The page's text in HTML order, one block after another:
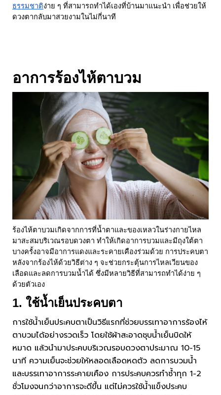
ธรรมชาติง่าย ๆ ที่สามารถทำได้เองที่บ้านมาแนะนำ เพื่อช่วยให้
ดวงตากลับมาสวยงามในไม่กี่นาที
อาการร้องไห้ตาบวม
ร้องไห้ตาบวมเกิดจากการที่น้ำตาและของเหลวในร่างกายไหล
มาสะสมบริเวณรอบดวงตา ทำให้เกิดอาการบวมและมีถุงใต้ตา
บางครั้งอาจมีอาการแดงและระคายเคืองร่วมด้วย การประคบตา
หลังจากร้องไห้ด้วยวิธีต่าง ๆ จะช่วยกระตุ้นการไหลเวียนของ
เลือดและลดการบวมน้ำได้ ซึ่งมีหลายวิธีที่สามารถทำได้ง่าย ๆ
ด้วยตัวเอง
1. ใช้น้ำเย็นประคบตา
การใช้น้ำเย็นประคบตาเป็นวิธีแรกที่ช่วยบรรเทาอาการร้องไห้
ตาบวมได้อย่างรวดเร็ว โดยใช้ผ้าสะอาดชุบน้ำเย็นบิดให้
หมาด แล้วนำมาประคบบริเวณรอบดวงตาประมาณ 10-15
นาที ความเย็นจะช่วยให้หลอดเลือดหดตัว ลดการบวมน้ำ
และบรรเทาอาการระคายเคือง การประคบควรทำซ้ำทุก 1-2
ชั่วโมงจนกว่าอาการจะดีขึ้น แต่ไม่ควรใช้น้ำแข็งประคบ